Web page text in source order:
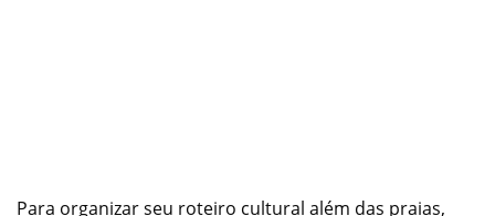
Para organizar seu roteiro cultural além das praias,